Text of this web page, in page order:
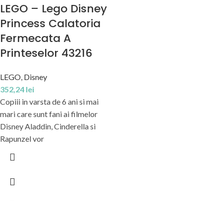
LEGO – Lego Disney
Princess Calatoria
Fermecata A
Printeselor 43216
LEGO, Disney
352,24 lei
Copiii in varsta de 6 ani si mai
mari care sunt fani ai filmelor
Disney Aladdin, Cinderella si
Rapunzel vor